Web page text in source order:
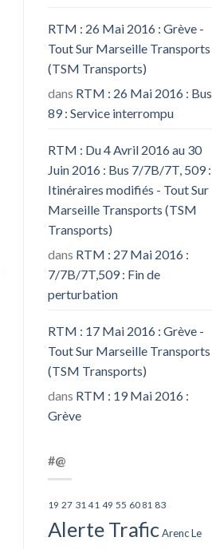
RTM : 26 Mai 2016 : Grève -
Tout Sur Marseille Transports
(TSM Transports)
dans RTM : 26 Mai 2016 : Bus
89 : Service interrompu
RTM : Du 4 Avril 2016 au 30
Juin 2016 : Bus 7/7B/7T, 509 :
Itinéraires modifiés - Tout Sur
Marseille Transports (TSM
Transports)
dans RTM : 27 Mai 2016 :
7/7B/7T,509 : Fin de
perturbation
RTM : 17 Mai 2016 : Grève -
Tout Sur Marseille Transports
(TSM Transports)
dans RTM : 19 Mai 2016 :
Grève
#@
19 27 31 41 49 55 60 81 83
Alerte Trafic Arenc Le